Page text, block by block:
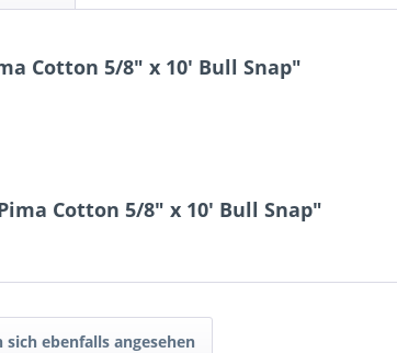
Cotton 5/8″ x 10′ Bull Snap"
Cotton 5/8″ x 10′ Bull Snap"
sich ebenfalls angesehen